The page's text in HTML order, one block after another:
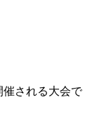
催される大会で